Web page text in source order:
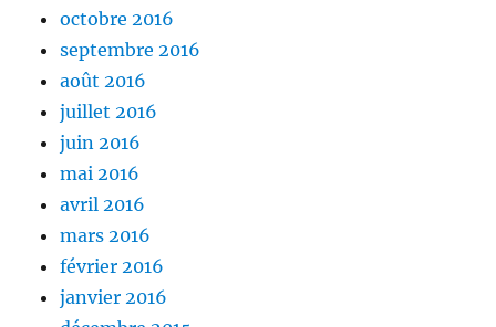
octobre 2016
septembre 2016
août 2016
juillet 2016
juin 2016
mai 2016
avril 2016
mars 2016
février 2016
janvier 2016